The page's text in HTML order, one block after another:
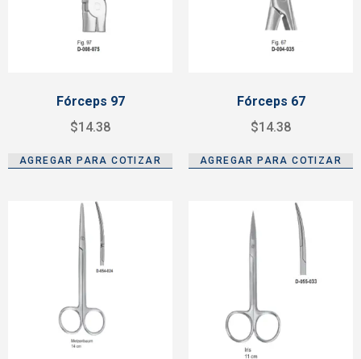
Fórceps 97
$14.38
AGREGAR PARA COTIZAR
Fórceps 67
$14.38
AGREGAR PARA COTIZAR